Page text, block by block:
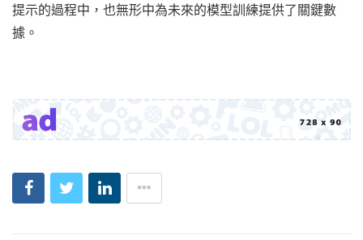
提示的過程中，也無形中為未來的模型訓練提供了關鍵數
據。